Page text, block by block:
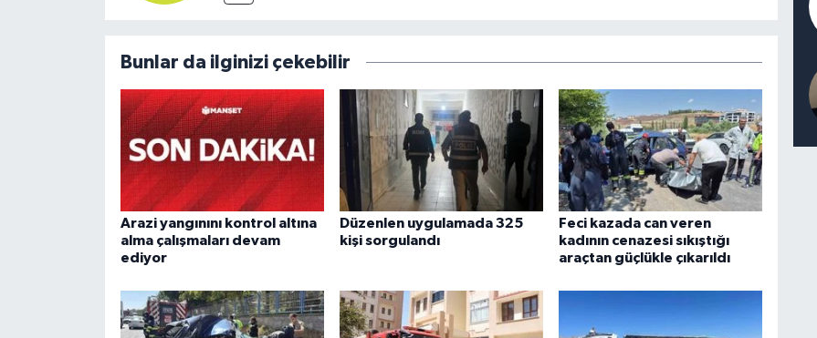
Bunlar da ilginizi çekebilir
Arazi yangınını kontrol altına
alma çalışmaları devam
ediyor
Düzenlen uygulamada 325
kişi sorgulandı
Feci kazada can veren
kadının cenazesi sıkıştığı
araçtan güçlükle çıkarıldı